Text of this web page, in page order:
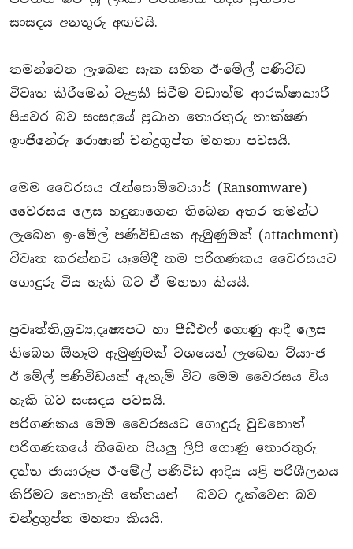
සංසදය අනතුරු අඟවයි.
තමන්වෙත ලැබෙන සැක සහිත ඊ-මේල් පණිවිඩ
විවෘත කිරීමෙන් වැළකී සිටීම වඩාත්ම ආරක්ෂාකාරී
පියවර බව සංසදයේ ප්‍රධාන තොරතුරු තාක්ෂණ
ඉංජිනේරු රොෂාන් චන්ද්‍රගුප්ත මහතා පවසයි.
මෙම වෛරසය රැන්සොම්වෙයාර් (Ransomware)
වෛරසය ලෙස හදුනාගෙන තිබෙන අතර තමන්ට
ලැබෙන ඉ-මේල් පණිවිඩයක ඇමුණුමක් (attachment)
විවෘත කරන්නට යෑමේදී තම පරිගණකය වෛරසයට
ගොදුරු විය හැකි බව ඒ මහතා කියයි.
ප්‍රවෘත්ති,ශ්‍රව්‍ය,දෘෂ්‍යපට හා පීඩීඑෆ් ගොණු ආදී ලෙස
තිබෙන ඕනෑම ඇමුණුමක් වශයෙන් ලැබෙන ව්යා-ජ
ඊ-මේල් පණිවිඩයක් ඇතැම් විට මෙම වෛරසය විය
හැකි බව සංසදය පවසයි.
පරිගණකය මෙම වෛරසයට ගොදුරු වුවහොත්
පරිගණකයේ තිබෙන සියලු ලිපි ගොණු තොරතුරු
දත්ත ජායාරූප ඊ-මේල් පණිවිඩ ආදිය යළි පරිශීලනය
කිරීමට නොහැකි කේතයන් බවට දැක්වෙන බව
චන්ද්‍රගුප්ත මහතා කියයි.